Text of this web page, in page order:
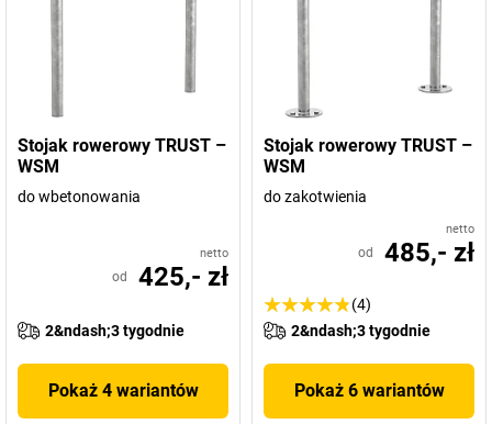
Stojak rowerowy TRUST –
WSM
do wbetonowania
netto
od 425,- zł
2&ndash;3 tygodnie
Pokaż 4 wariantów
Stojak rowerowy TRUST –
WSM
do zakotwienia
netto
od 485,- zł
(4)
2&ndash;3 tygodnie
Pokaż 6 wariantów